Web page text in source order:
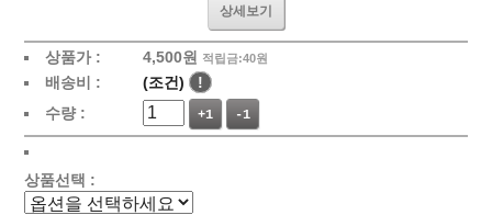
상세보기
상품가 : 4,500원 적립금:40원
배송비 : (조건)
!
수량 :
+1 -1
상품선택 :